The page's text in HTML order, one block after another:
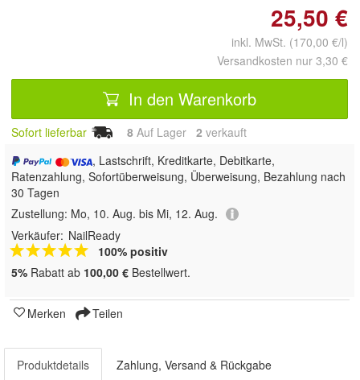
25,50 €
inkl. MwSt. (170,00 €/l)
Versandkosten nur 3,30 €
In den Warenkorb
Sofort lieferbar 8 Auf Lager 2 verkauft
, Lastschrift, Kreditkarte, Debitkarte,
Ratenzahlung, Sofortüberweisung, Überweisung, Bezahlung nach
30 Tagen
Zustellung: Mo, 10. Aug. bis Mi, 12. Aug.
Verkäufer: NailReady
100% positiv
5% Rabatt ab 100,00 € Bestellwert.
Merken Teilen
Produktdetails Zahlung, Versand & Rückgabe